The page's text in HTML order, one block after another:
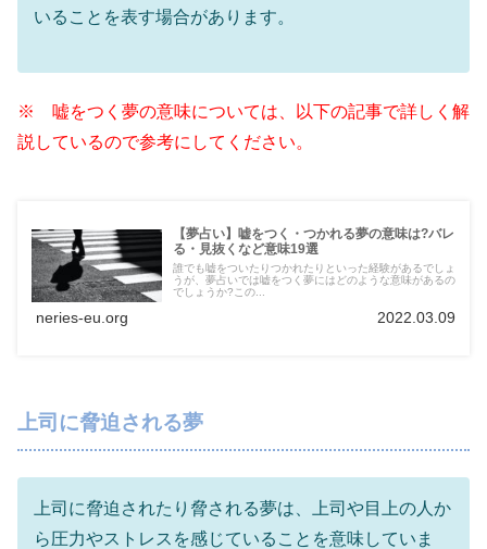
いることを表す場合があります。
※ 嘘をつく夢の意味については、以下の記事で詳しく解
説しているので参考にしてください。
【夢占い】嘘をつく・つかれる夢の意味は?バレ
る・見抜くなど意味19選
誰でも嘘をついたりつかれたりといった経験があるでしょ
うが、夢占いでは嘘をつく夢にはどのような意味があるの
でしょうか?この...
neries-eu.org 2022.03.09
上司に脅迫される夢
上司に脅迫されたり脅される夢は、上司や目上の人か
ら圧力やストレスを感じていることを意味していま